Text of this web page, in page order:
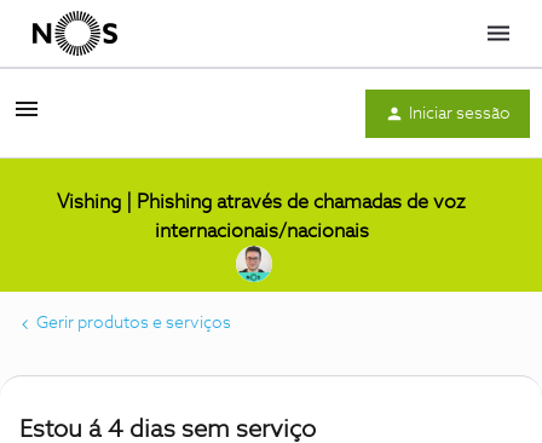
Menu
Iniciar sessão
Vishing | Phishing através de chamadas de voz
internacionais/nacionais
Gerir produtos e serviços
Estou á 4 dias sem serviço